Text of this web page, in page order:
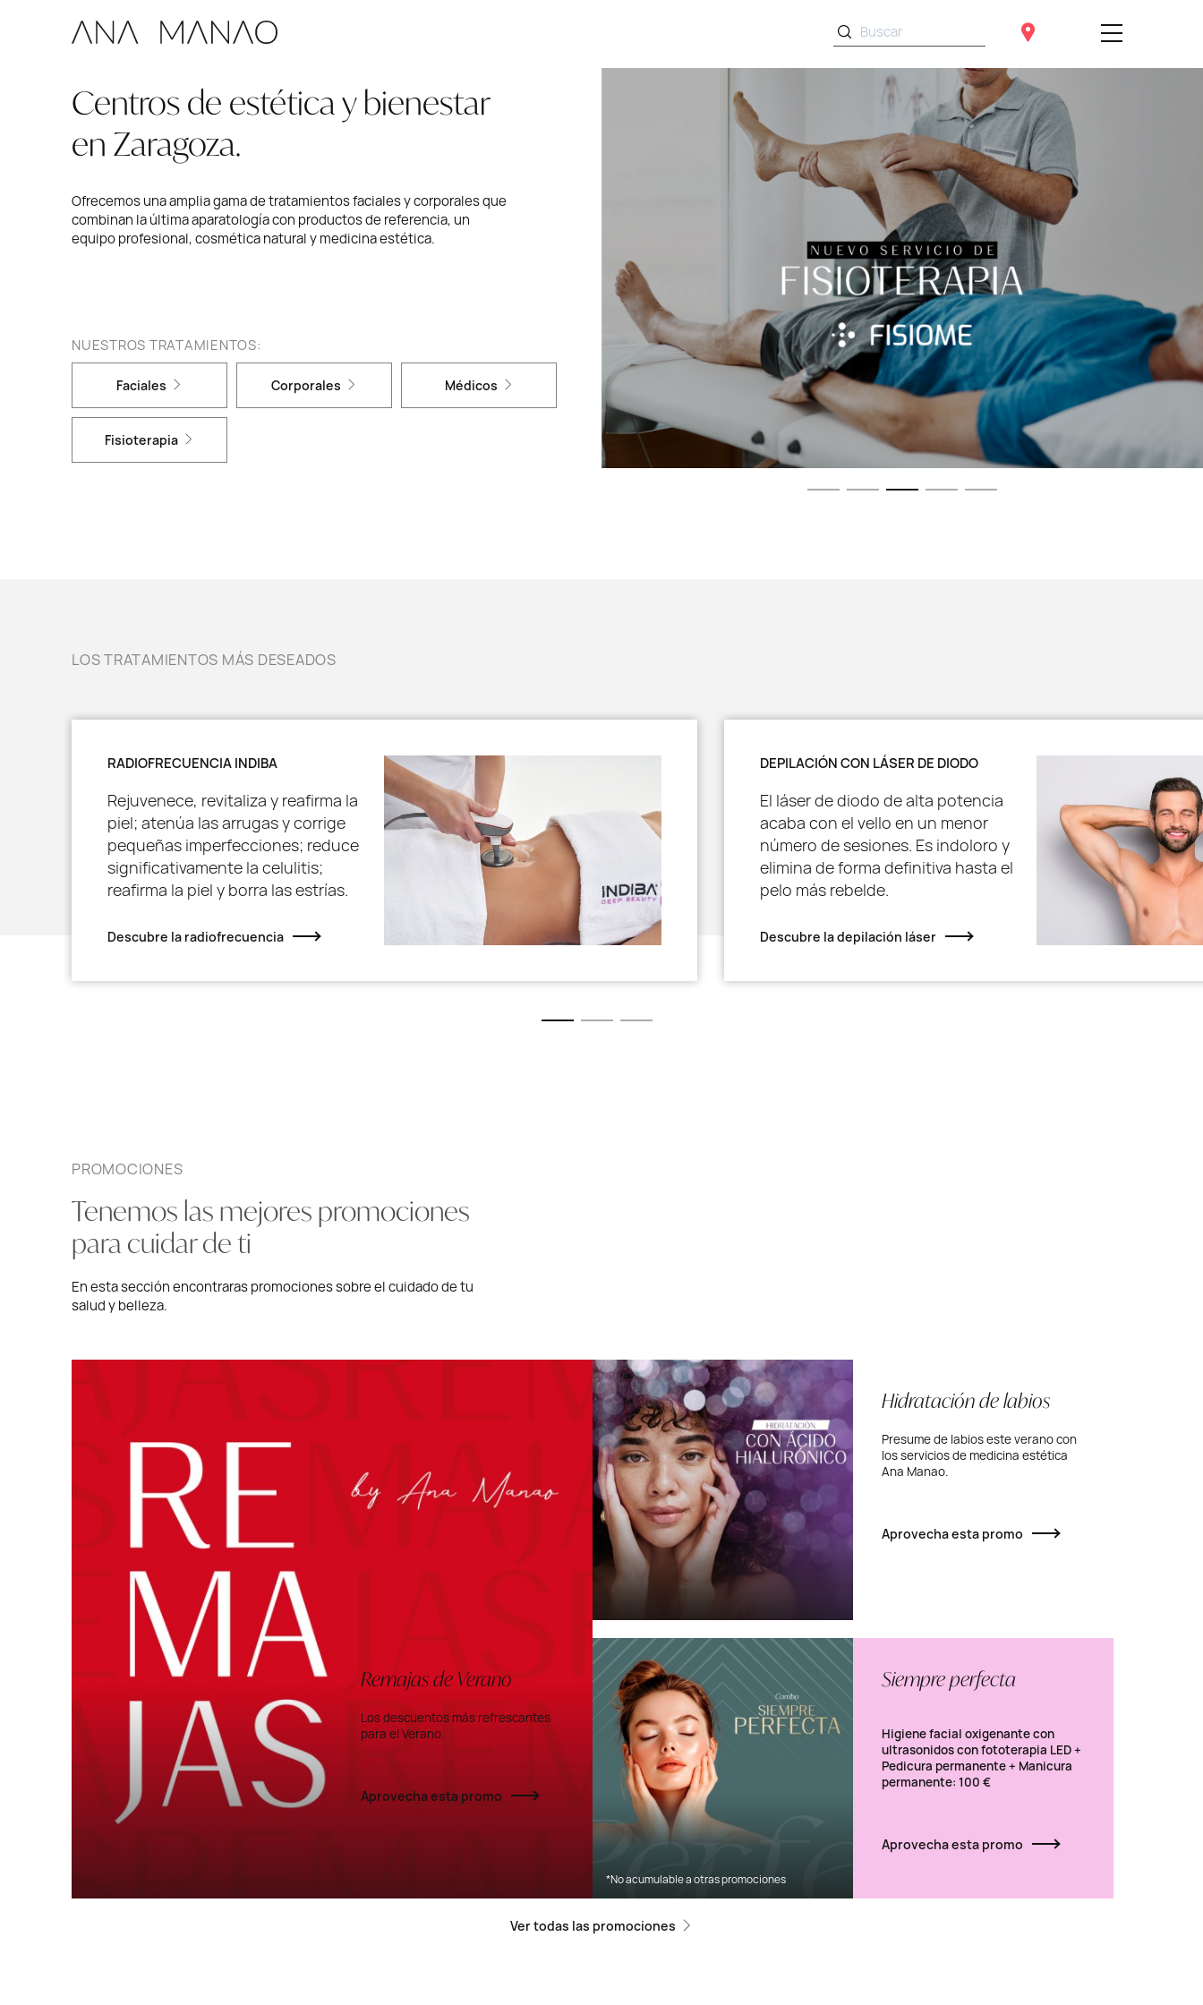
Volver
Tratamientos faciales
Volver
Mirada
Volver
Dermoestéticos
antiedad
Volver
Dermoestéticos
limpieza / purificantes
Volver
Dermoestéticos
específicos
Volver
Depilación
Volver
Tratamientos corporales
Volver
Específicos reductores
Volver
Masajes
Volver
Depilación
Volver
Manos y pies
Volver
Medicina estética
Volver
Facial
Volver
Corporal
Volver
Capilar
Volver
Fisioterapia
Volver
Quiénes somos
Centros de estética y bienestar
en Zaragoza.
Ofrecemos una amplia gama de tratamientos faciales y corporales que
combinan la última aparatología con productos de referencia, un
equipo profesional, cosmética natural y medicina estética.
NUESTROS TRATAMIENTOS:
Faciales Corporales Médicos
Fisioterapia
LOS TRATAMIENTOS MÁS DESEADOS
RADIOFRECUENCIA INDIBA
Rejuvenece, revitaliza y reafirma la
piel; atenúa las arrugas y corrige
pequeñas imperfecciones; reduce
significativamente la celulitis;
reafirma la piel y borra las estrías.
Descubre la radiofrecuencia
DEPILACIÓN CON LÁSER DE DIODO
El láser de diodo de alta potencia
acaba con el vello en un menor
número de sesiones. Es indoloro y
elimina de forma definitiva hasta el
pelo más rebelde.
Descubre la depilación láser
PROMOCIONES
Tenemos las mejores promociones
para cuidar de ti
En esta sección encontraras promociones sobre el cuidado de tu
salud y belleza.
Remajas de Verano
Los descuentos más refrescantes
para el Verano.
Aprovecha esta promo
Hidratación de labios
Presume de labios este verano con
los servicios de medicina estética
Ana Manao.
Aprovecha esta promo
*No acumulable a otras promociones
Siempre perfecta
Higiene facial oxigenante con
ultrasonidos con fototerapia LED +
Pedicura permanente + Manicura
permanente: 100 €
Aprovecha esta promo
Ver todas las promociones